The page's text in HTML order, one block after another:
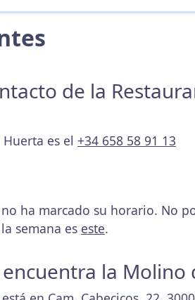
de la
es el +34 658 58 91 13
ha marcado su horario. No
semana es este.
la Molino